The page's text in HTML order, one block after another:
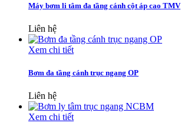
Máy bơm li tâm đa tầng cánh cột áp cao TMV
Liên hệ
Xem chi tiết
Bơm đa tầng cánh trục ngang OP
Liên hệ
Xem chi tiết